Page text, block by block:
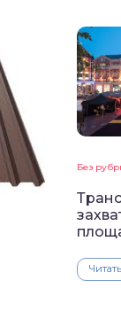
Без